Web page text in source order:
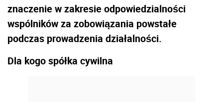
znaczenie w zakresie odpowiedzialności
wspólników za zobowiązania powstałe
podczas prowadzenia działalności.
Dla kogo spółka cywilna